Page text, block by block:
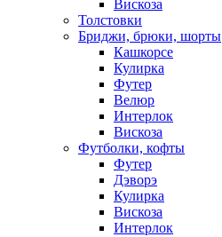
Вискоза
Толстовки
Бриджи, брюки, шорты
Кашкорсе
Кулирка
Футер
Велюр
Интерлок
Вискоза
Футболки, кофты
Футер
Дэворэ
Кулирка
Вискоза
Интерлок